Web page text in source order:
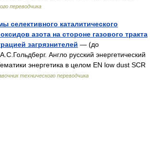
переводчика
селективного каталитического
азота на стороне газового тракта
загрязнителей — (до
Англо русский энергетический
энергетика в целом EN low dust SCR
технического переводчика